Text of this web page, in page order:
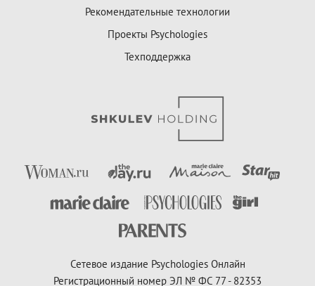
Рекомендательные технологии
Проекты Psychologies
Техподдержка
Сетевое издание Psychologies Онлайн
Регистрационный номер ЭЛ № ФС 77 - 82353